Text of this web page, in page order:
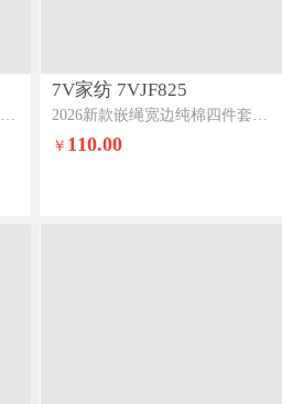
2026新款嵌绳宽边纯棉四件套13376全棉小清新喷气宽幅长绒棉被套床单床笠套件小象咖
7V家纺 7VJF825
2026新款嵌绳宽边纯棉四件套13376全棉小清新喷气宽幅长绒棉被套床单床笠套件眠眠笔记
￥ 110.00